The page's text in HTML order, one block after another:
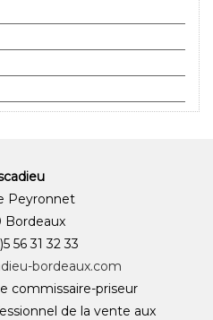
Peyronnet
Bordeaux
56 31 32 33
bordeaux.com
commissaire-priseur
de la vente aux